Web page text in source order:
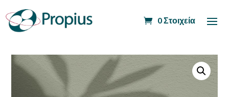
0 Στοιχεία